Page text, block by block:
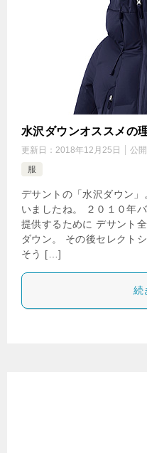
水沢ダウンオススメの理
更新日： 2018年12月25日 公開
服
デサントの「水沢ダウン
いましたね。 ２０１０年
提供するために デサント
ダウン。 その後セレクト
そう […]
続